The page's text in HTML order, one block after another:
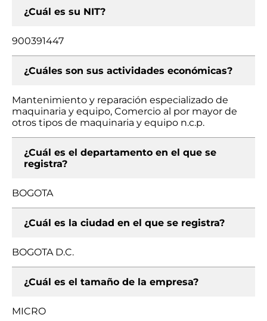
¿Cuál es su NIT?
900391447
¿Cuáles son sus actividades económicas?
Mantenimiento y reparación especializado de
maquinaria y equipo, Comercio al por mayor de
otros tipos de maquinaria y equipo n.c.p.
¿Cuál es el departamento en el que se
registra?
BOGOTA
¿Cuál es la ciudad en el que se registra?
BOGOTA D.C.
¿Cuál es el tamaño de la empresa?
MICRO